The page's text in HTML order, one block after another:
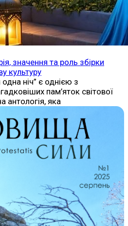
значення та роль збірки
культуру
ніч” є однією з
пам’яток світової
антологія, яка